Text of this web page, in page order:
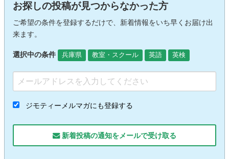
お探しの投稿が見つからなかった方
ご希望の条件を登録するだけで、新着情報をいち早くお届け出
来ます。
選択中の条件 兵庫県 教室・スクール 英語 英検
ジモティーメルマガにも登録する
新着投稿の通知をメールで受け取る